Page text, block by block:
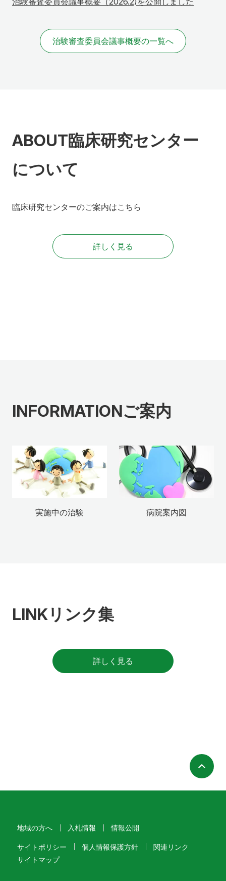
治験審査委員会議事概要の一覧へ
ABOUT臨床研究センター
について
臨床研究センターのご案内はこちら
詳しく見る
INFORMATIONご案内
実施中の治験 病院案内図
LINKリンク集
詳しく見る
地域の方へ 入札情報 情報公開
サイトポリシー 個人情報保護方針
関連リンク
サイトマップ